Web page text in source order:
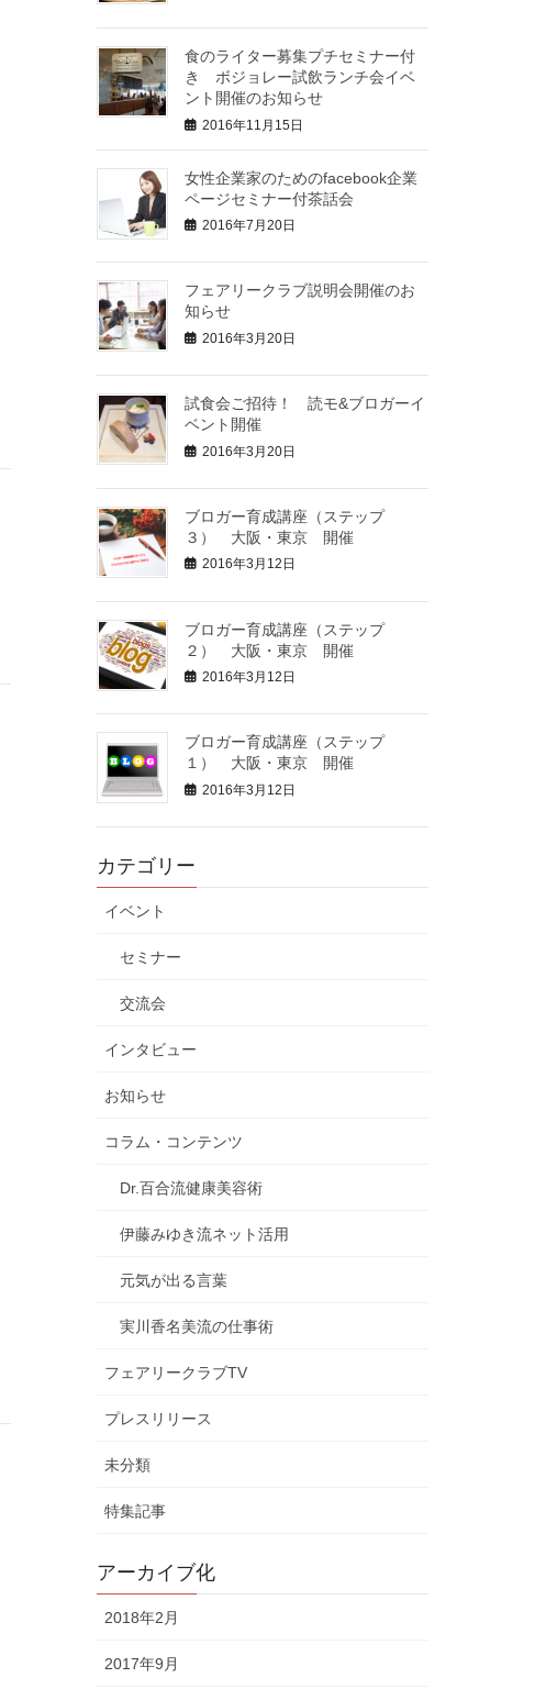
食のライター募集プチセミナー付
き ボジョレー試飲ランチ会イベ
ント開催のお知らせ
2016年11月15日
女性企業家のためのfacebook企業
ページセミナー付茶話会
2016年7月20日
フェアリークラブ説明会開催のお
知らせ
2016年3月20日
試食会ご招待！ 読モ&ブロガーイ
ベント開催
2016年3月20日
ブロガー育成講座（ステップ
３） 大阪・東京 開催
2016年3月12日
ブロガー育成講座（ステップ
２） 大阪・東京 開催
2016年3月12日
ブロガー育成講座（ステップ
１） 大阪・東京 開催
2016年3月12日
カテゴリー
イベント
セミナー
交流会
インタビュー
お知らせ
コラム・コンテンツ
Dr.百合流健康美容術
伊藤みゆき流ネット活用
元気が出る言葉
実川香名美流の仕事術
フェアリークラブTV
プレスリリース
未分類
特集記事
アーカイブ化
2018年2月
2017年9月